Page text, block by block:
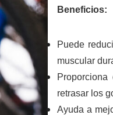
Beneficios:
Puede
muscular
retrasar los
Ayuda a